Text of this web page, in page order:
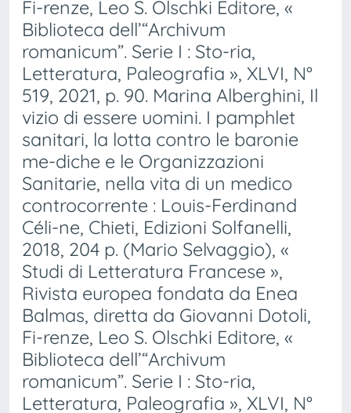
Fi-renze, Leo S. Olschki Editore, «
Biblioteca dell’“Archivum
romanicum”. Serie I : Sto-ria,
Letteratura, Paleografia », XLVI, N°
519, 2021, p. 90. Marina Alberghini, Il
vizio di essere uomini. I pamphlet
sanitari, la lotta contro le baronie
me-diche e le Organizzazioni
Sanitarie, nella vita di un medico
controcorrente : Louis-Ferdinand
Céli-ne, Chieti, Edizioni Solfanelli,
2018, 204 p. (Mario Selvaggio), «
Studi di Letteratura Francese »,
Rivista europea fondata da Enea
Balmas, diretta da Giovanni Dotoli,
Fi-renze, Leo S. Olschki Editore, «
Biblioteca dell’“Archivum
romanicum”. Serie I : Sto-ria,
Letteratura, Paleografia », XLVI, N°